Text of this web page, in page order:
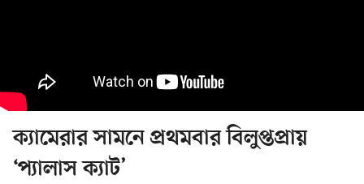
ক্যামেরার সামনে প্রথমবার বিলুপ্তপ্রায়
‘প্যালাস ক্যাট’